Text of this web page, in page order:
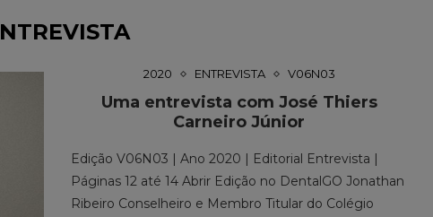
2020 ENTREVISTA V06N03
Uma entrevista com José Thiers
Carneiro Júnior
Edição V06N03 | Ano 2020 | Editorial Entrevista |
Páginas 12 até 14 Abrir Edição no DentalGO Jonathan
Ribeiro Conselheiro e Membro Titular do Colégio